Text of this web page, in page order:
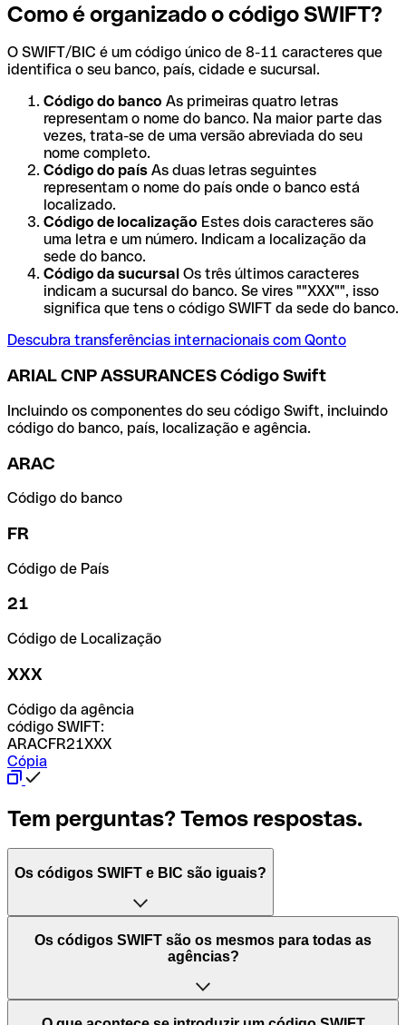
Como é organizado o código SWIFT?
O SWIFT/BIC é um código único de 8-11 caracteres que
identifica o seu banco, país, cidade e sucursal.
Código do banco As primeiras quatro letras
representam o nome do banco. Na maior parte das
vezes, trata-se de uma versão abreviada do seu
nome completo.
Código do país As duas letras seguintes
representam o nome do país onde o banco está
localizado.
Código de localização Estes dois caracteres são
uma letra e um número. Indicam a localização da
sede do banco.
Código da sucursal Os três últimos caracteres
indicam a sucursal do banco. Se vires ""XXX"", isso
significa que tens o código SWIFT da sede do banco.
Descubra transferências internacionais com Qonto
ARIAL CNP ASSURANCES Código Swift
Incluindo os componentes do seu código Swift, incluindo
código do banco, país, localização e agência.
ARAC
Código do banco
FR
Código de País
21
Código de Localização
XXX
Código da agência
código SWIFT:
ARACFR21XXX
Cópia
Tem perguntas? Temos respostas.
Os códigos SWIFT e BIC são iguais?
O acrónimo SWIFT significa "Society for Worldwide
Interbank Financial Telecommunication (Sociedade para
Mundiais)". Trata-se de uma rede mundial onde se
processam pagamentos entre países. Por outro lado, BIC
Os códigos SWIFT são os mesmos para todas as
agências?